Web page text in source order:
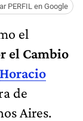
PERFIL en Google
el
el Cambio
Horacio
de
Aires.